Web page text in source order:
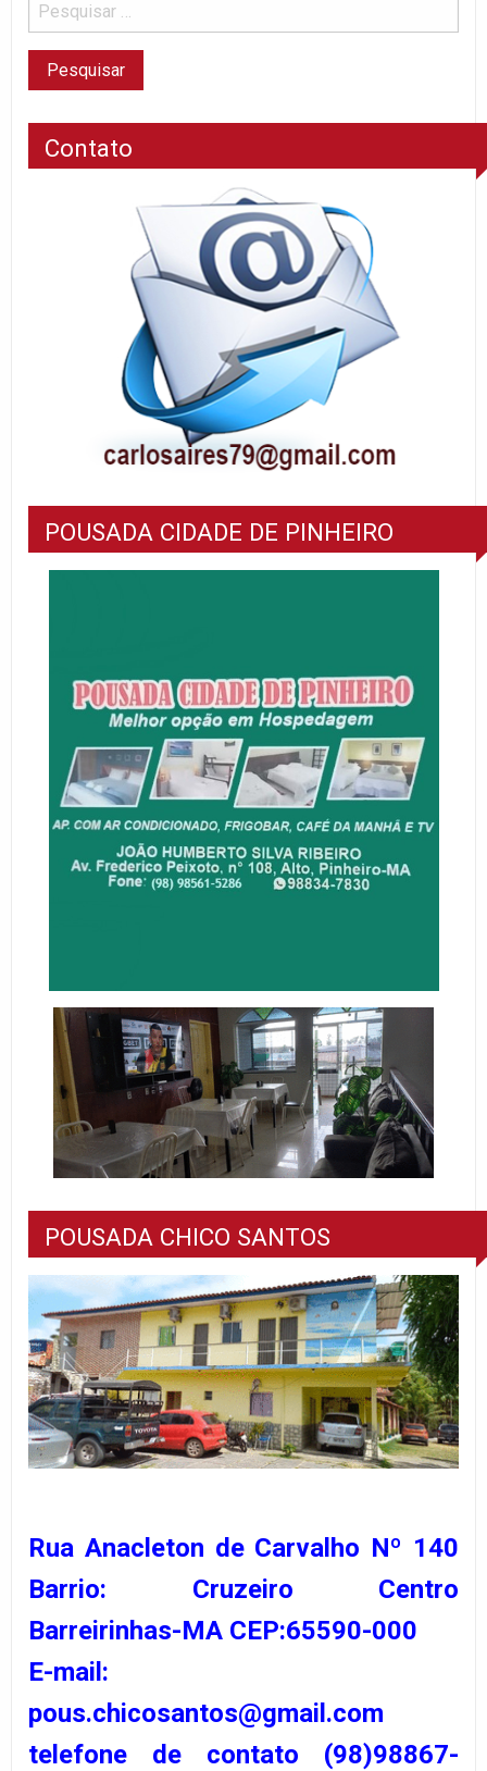
Contato
POUSADA CIDADE DE PINHEIRO
POUSADA CHICO SANTOS
Rua Anacleton de Carvalho Nº 140
Barrio: Cruzeiro Centro
Barreirinhas-MA CEP:65590-000
E-mail:
pous.chicosantos@gmail.com
telefone de contato (98)98867-